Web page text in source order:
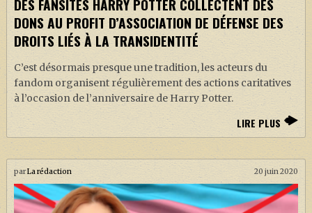
DES FANSITES HARRY POTTER COLLECTENT DES
DONS AU PROFIT D’ASSOCIATION DE DÉFENSE DES
DROITS LIÉS À LA TRANSIDENTITÉ
C’est désormais presque une tradition, les acteurs du
fandom organisent régulièrement des actions caritatives
à l’occasion de l’anniversaire de Harry Potter.
LIRE PLUS
parLa rédaction 20 juin 2020